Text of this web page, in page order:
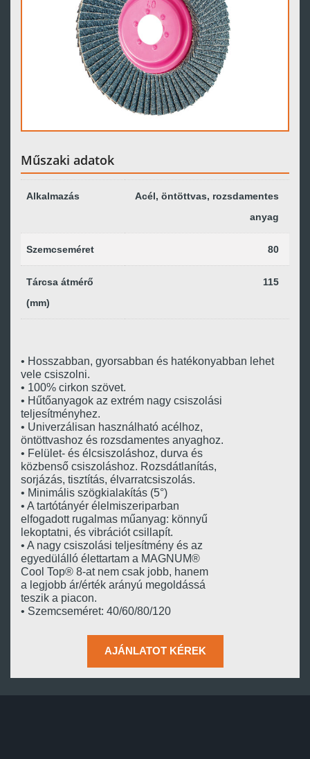
Műszaki adatok
Alkalmazás
Acél, öntöttvas, rozsdamentes
anyag
Szemcseméret 80
Tárcsa átmérő
(mm)
115
• Hosszabban, gyorsabban és hatékonyabban lehet
vele csiszolni.
• 100% cirkon szövet.
• Hűtőanyagok az extrém nagy csiszolási
teljesítményhez.
• Univerzálisan használható acélhoz,
öntöttvashoz és rozsdamentes anyaghoz.
• Felület- és élcsiszoláshoz, durva és
közbenső csiszoláshoz. Rozsdátlanítás,
sorjázás, tisztítás, élvarratcsiszolás.
• Minimális szögkialakítás (5°)
• A tartótányér élelmiszeriparban
elfogadott rugalmas műanyag: könnyű
lekoptatni, és vibrációt csillapít.
• A nagy csiszolási teljesítmény és az
egyedülálló élettartam a MAGNUM®
Cool Top® 8-at nem csak jobb, hanem
a legjobb ár/érték arányú megoldássá
teszik a piacon.
• Szemcseméret: 40/60/80/120
AJÁNLATOT KÉREK